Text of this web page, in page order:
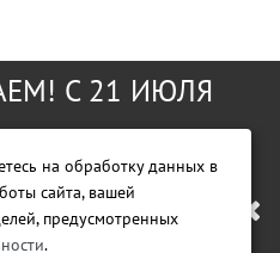
С 21 ИЮЛЯ
РАБОТАТЬ ПО
ПОДРОБНАЯ
GreenWorks Tools
на обработку данных в
сайта, вашей
предусмотренных
.